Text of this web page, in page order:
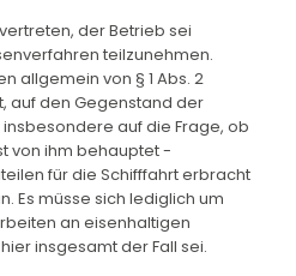
der Betrieb sei
teilzunehmen.
allgemein von § 1 Abs. 2
auf den Gegenstand der
auf die Frage, ob
von ihm behauptet -
für die Schifffahrt erbracht
Es müsse sich lediglich um
an eisenhaltigen
insgesamt der Fall sei.